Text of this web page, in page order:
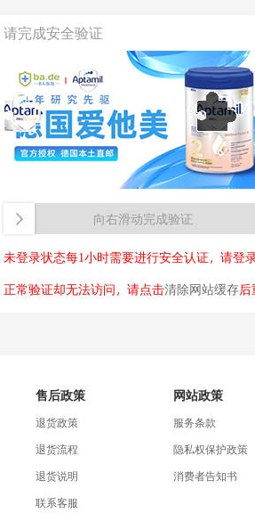
请完成安全验证
向右滑动完成验证
未登录状态每1小时需要进行安全认证，请登
正常验证却无法访问，请点击清除网站缓存后
售后政策
退货政策
退货流程
退货说明
联系客服
网站政策
服务条款
隐私权保护政策
消费者告知书